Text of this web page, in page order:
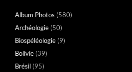
Album Photos (580)
Archéologie (50)
Biospéléologie (9)
Bolivie (39)
Brésil (95)